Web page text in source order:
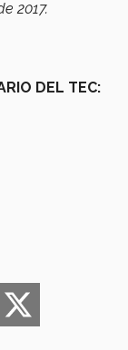
2017.
DEL TEC:
Facebook